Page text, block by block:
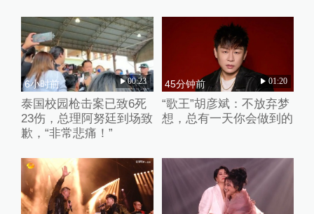
6小时前 00:23
泰国校园枪击案已致6死
23伤，总理阿努廷到场致
歉，“非常悲痛！”
45分钟前 01:20
“歌王”胡彦斌：不放弃梦
想，总有一天你会做到的